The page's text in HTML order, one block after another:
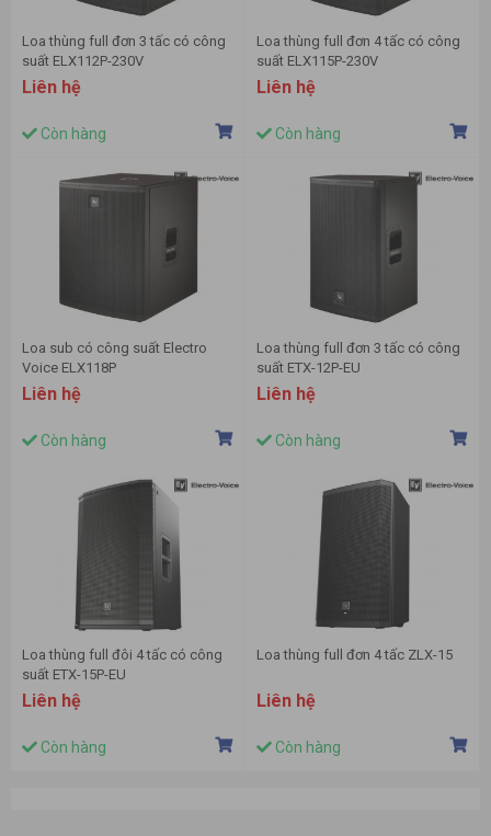
Loa thùng full đơn 3 tấc có công
suất ELX112P-230V
Liên hệ
Còn hàng
Loa thùng full đơn 4 tấc có công
suất ELX115P-230V
Liên hệ
Còn hàng
Loa sub có công suất Electro
Voice ELX118P
Liên hệ
Còn hàng
Loa thùng full đơn 3 tấc có công
suất ETX-12P-EU
Liên hệ
Còn hàng
Loa thùng full đôi 4 tấc có công
suất ETX-15P-EU
Liên hệ
Còn hàng
Loa thùng full đơn 4 tấc ZLX-15
Liên hệ
Còn hàng